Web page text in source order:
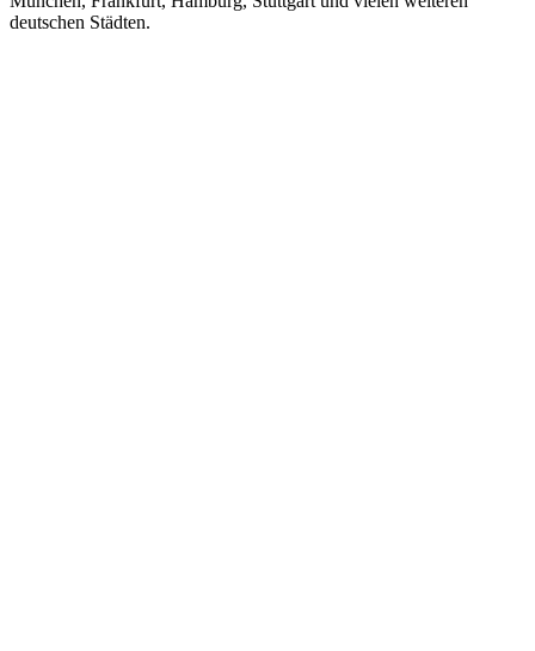
deutschen Städten.